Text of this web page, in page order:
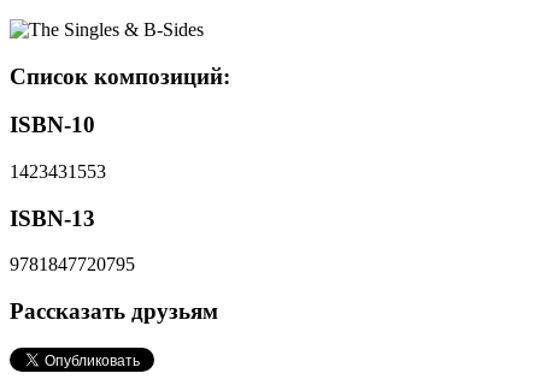
Список композиций:
ISBN-10
1423431553
ISBN-13
9781847720795
Рассказать друзьям